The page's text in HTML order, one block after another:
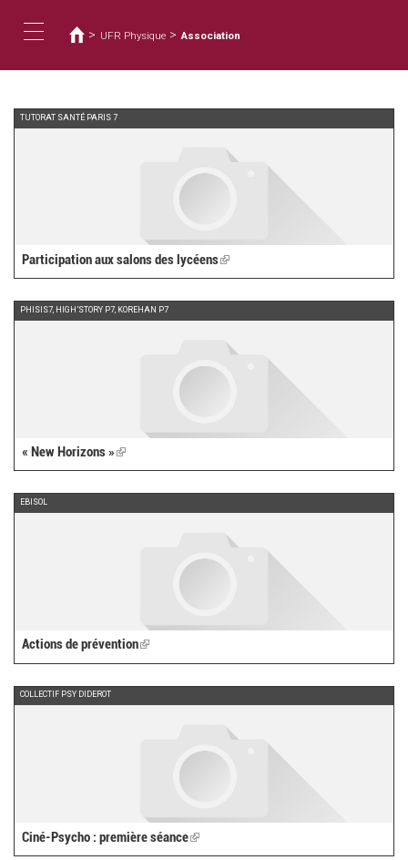
contenu
navigation
êtes
ici
> UFR Physique > Association
TUTORAT SANTÉ PARIS 7
Participation aux salons des lycéens(link
is
PHISIS7, HIGH’STORY P7, KOREHAN P7
« New Horizons »(link
is
EBISOL
Actions de prévention(link
COLLECTIF PSY DIDEROT
Ciné-Psycho : première séance(link